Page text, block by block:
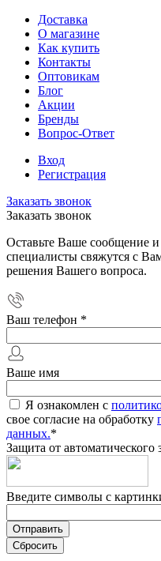
Доставка
О магазине
Как купить
Контакты
Оптовикам
Блог
Акции
Бренды
Вопрос-Ответ
Вход
Регистрация
Заказать звонок
Заказать звонок
Оставьте Ваше сообщение
специалисты свяжутся с
решения Вашего вопроса.
Ваш телефон *
Ваше имя
Я ознакомлен с
свое согласие на обработку
данных.*
Защита от автоматического
Введите символы с